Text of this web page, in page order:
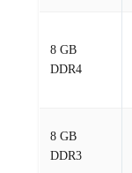
8 GB
DDR4
8 GB
DDR3